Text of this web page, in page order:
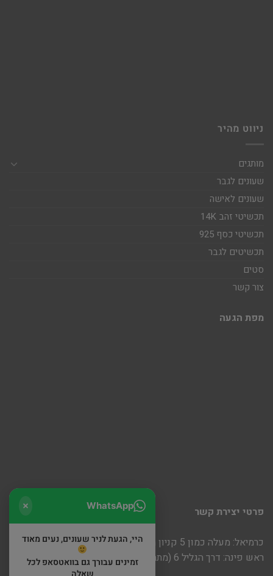
ניווט מהיר
מותגים
שעונים לגבר
שעונים לאישה
תכשיטי זהב 14K
תכשיטי כסף 925
תכשיטים לגבר
סטים
צור קשר
מפת הגעה
פרטי יצירת קשר
כרמיאל: מעלה כמון 5 קניון חוצות
ראש פינה: דרך הגליל 6 (מתחם שופינה)
WhatsApp
היי, הגעת לניר שעונים, נעים מאוד
זמינים עבורך גם בוואטסאפ לכל